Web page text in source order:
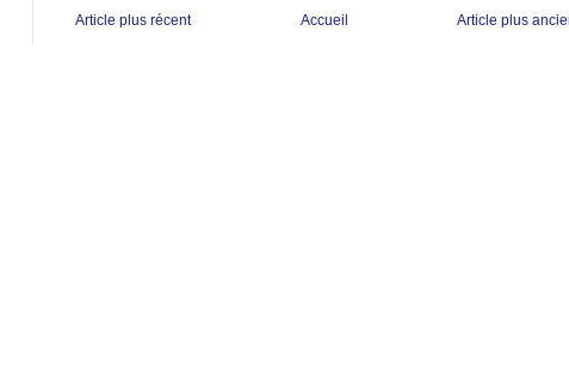
Article plus récent Article plus
Accueil